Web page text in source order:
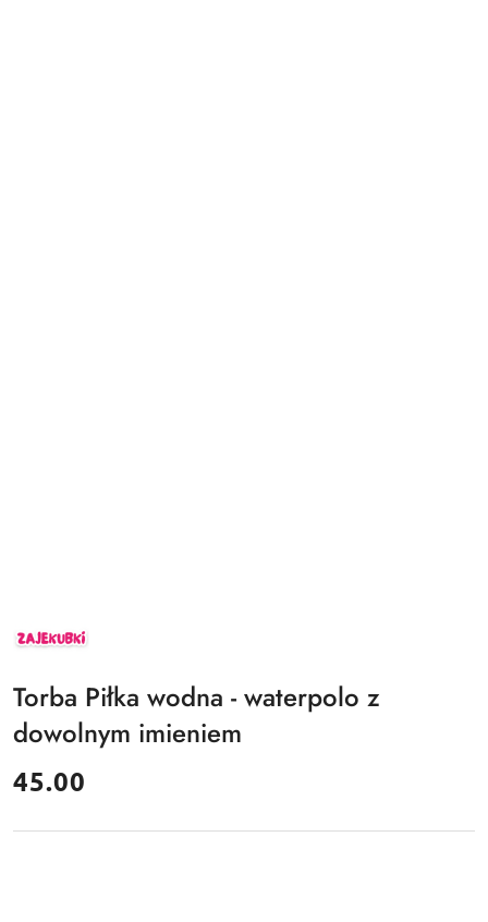
ZAJEKUBKI
Torba Piłka wodna - waterpolo z
dowolnym imieniem
cena:
45.00